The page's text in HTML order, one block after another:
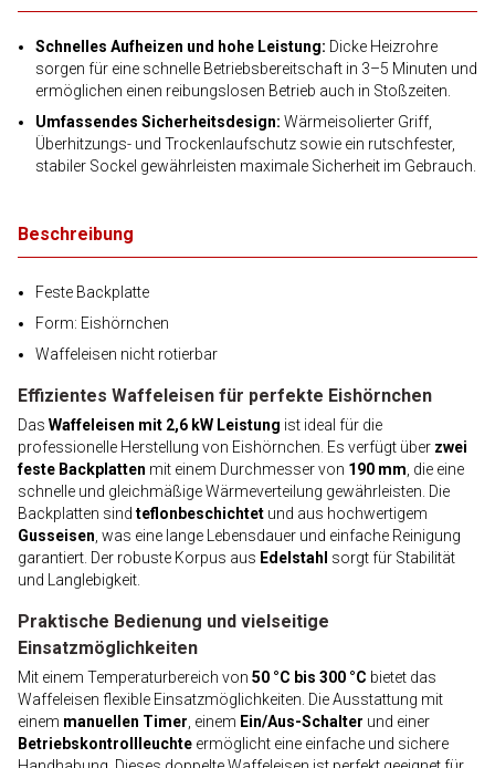
Schnelles Aufheizen und hohe Leistung: Dicke Heizrohre
sorgen für eine schnelle Betriebsbereitschaft in 3–5 Minuten und
ermöglichen einen reibungslosen Betrieb auch in Stoßzeiten.
Umfassendes Sicherheitsdesign: Wärmeisolierter Griff,
Überhitzungs- und Trockenlaufschutz sowie ein rutschfester,
stabiler Sockel gewährleisten maximale Sicherheit im Gebrauch.
Beschreibung
Feste Backplatte
Form: Eishörnchen
Waffeleisen nicht rotierbar
Effizientes Waffeleisen für perfekte Eishörnchen
Das Waffeleisen mit 2,6 kW Leistung ist ideal für die
professionelle Herstellung von Eishörnchen. Es verfügt über zwei
feste Backplatten mit einem Durchmesser von 190 mm , die eine
schnelle und gleichmäßige Wärmeverteilung gewährleisten. Die
Backplatten sind teflonbeschichtet und aus hochwertigem
Gusseisen , was eine lange Lebensdauer und einfache Reinigung
garantiert. Der robuste Korpus aus Edelstahl sorgt für Stabilität
und Langlebigkeit.
Praktische Bedienung und vielseitige
Einsatzmöglichkeiten
Mit einem Temperaturbereich von 50 °C bis 300 °C bietet das
Waffeleisen flexible Einsatzmöglichkeiten. Die Ausstattung mit
einem manuellen Timer , einem Ein/Aus-Schalter und einer
Betriebskontrollleuchte ermöglicht eine einfache und sichere